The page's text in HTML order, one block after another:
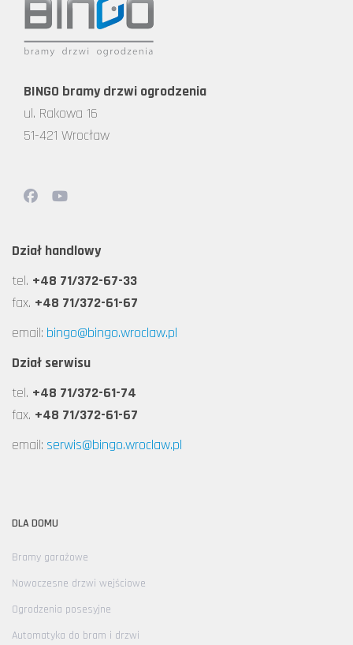
BINGO bramy drzwi ogrodzenia
ul. Rakowa 16
51-421 Wrocław
Dział handlowy
tel. +48 71/372-67-33
fax. +48 71/372-61-67
email: bingo@bingo.wroclaw.pl
Dział serwisu
tel. +48 71/372-61-74
fax. +48 71/372-61-67
email: serwis@bingo.wroclaw.pl
DLA DOMU
Bramy garażowe
Nowoczesne drzwi wejściowe
Ogrodzenia posesyjne
Automatyka do bram i drzwi